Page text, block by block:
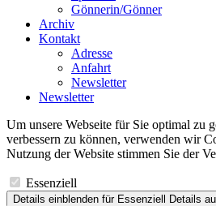
Gönnerin/Gönner
Archiv
Kontakt
Adresse
Anfahrt
Newsletter
Newsletter
Um unsere Webseite für Sie optimal zu
verbessern zu können, verwenden wir
Nutzung der Website stimmen Sie der
Essenziell
Details einblenden für Essenziell Details